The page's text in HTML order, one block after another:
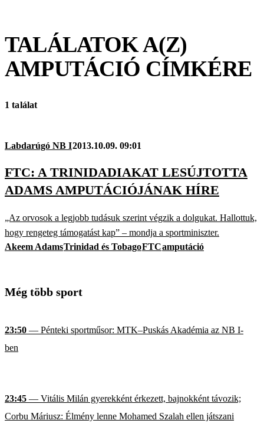
TALÁLATOK A(Z)
AMPUTÁCIÓ CÍMKÉRE
1 találat
Labdarúgó NB I2013.10.09. 09:01
FTC: A TRINIDADIAKAT LESÚJTOTTA
ADAMS AMPUTÁCIÓJÁNAK HÍRE
„Az orvosok a legjobb tudásuk szerint végzik a dolgukat. Hallottuk,
hogy rengeteg támogatást kap” – mondja a sportminiszter.
Akeem AdamsTrinidad és TobagoFTCamputáció
Még több sport
23:50 — Pénteki sportműsor: MTK–Puskás Akadémia az NB I-
ben
23:45 — Vitális Milán gyerekként érkezett, bajnokként távozik;
Corbu Máriusz: Élmény lenne Mohamed Szalah ellen játszani